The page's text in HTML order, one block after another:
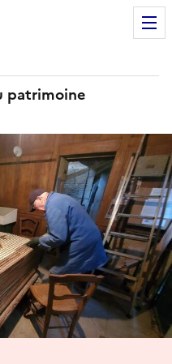
patrimoine